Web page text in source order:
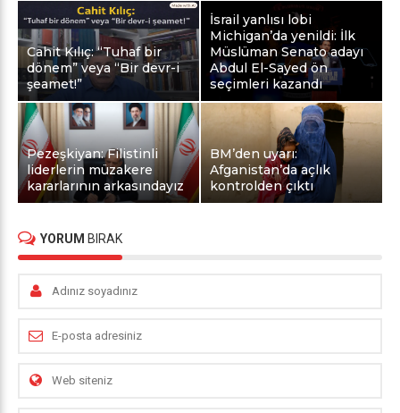
Cahit Kılıç: “Tuhaf bir
dönem” veya “Bir devr-i
şeamet!”
İsrail yanlısı lobi
Michigan’da yenildi: İlk
Müslüman Senato adayı
Abdul El-Sayed ön
seçimleri kazandı
Pezeşkiyan: Filistinli
liderlerin müzakere
kararlarının arkasındayız
BM’den uyarı:
Afganistan’da açlık
kontrolden çıktı
YORUM BIRAK